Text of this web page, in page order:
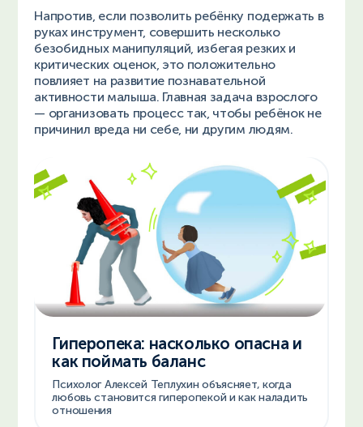
Напротив, если позволить ребёнку подержать в
руках инструмент, совершить несколько
безобидных манипуляций, избегая резких и
критических оценок, это положительно
повлияет на развитие познавательной
активности малыша. Главная задача взрослого
— организовать процесс так, чтобы ребёнок не
причинил вреда ни себе, ни другим людям.
Гиперопека: насколько опасна и
как поймать баланс
Психолог Алексей Теплухин объясняет, когда
любовь становится гиперопекой и как наладить
отношения